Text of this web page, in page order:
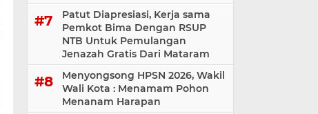
Patut Diapresiasi, Kerja sama
Pemkot Bima Dengan RSUP
NTB Untuk Pemulangan
Jenazah Gratis Dari Mataram
Menyongsong HPSN 2026, Wakil
Wali Kota : Menamam Pohon
Menanam Harapan